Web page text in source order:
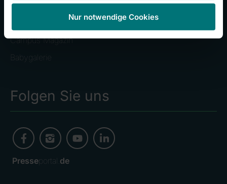
Nur notwendige Cookies
Stellenangebote
Campus Magazin
Babygalerie
Folgen Sie uns
Presseportal. de